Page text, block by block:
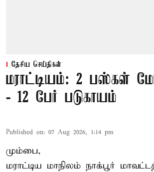
தேசிய செய்திகள்
மராட்டியம்: 2 பஸ்கள்
- 12 பேர் படுகாயம்
Published on: 07 Aug 2026, 1:14 pm
மும்பை,
மராட்டிய மாநிலம் நாக்பூர்